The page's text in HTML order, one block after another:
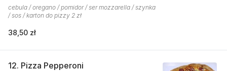
cebula / oregano / pomidor / ser mozzarella / szynka
/ sos / karton do pizzy 2 zł
38,50 zł
12. Pizza Pepperoni